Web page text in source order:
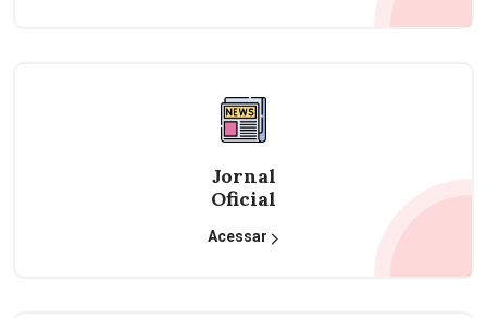
Jornal
Oficial
Acessar